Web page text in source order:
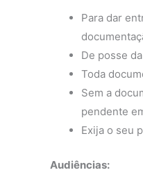
Para dar
De posse
Toda
Sem a
pendente
Exija o seu
Audiências: